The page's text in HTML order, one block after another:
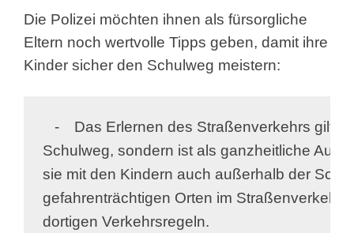
Die Polizei möchten ihnen als fürsorgliche
Eltern noch wertvolle Tipps geben, damit ihre
Kinder sicher den Schulweg meistern:
   -	Das Erlernen des Straßenverkehrs gilt nicht nur auf dem
Schulweg, sondern ist als ganzheitliche
sie mit den Kindern auch außerhalb der
gefahrenträchtigen Orten im Straßenverkehr
dortigen Verkehrsregeln.